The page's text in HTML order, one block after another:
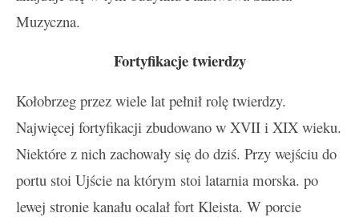
Muzyczna.
Fortyfikacje twierdzy
Kołobrzeg przez wiele lat pełnił rolę twierdzy.
Najwięcej fortyfikacji zbudowano w XVII i XIX wieku.
Niektóre z nich zachowały się do dziś. Przy wejściu do
portu stoi Ujście na którym stoi latarnia morska. po
lewej stronie kanału ocalał fort Kleista. W porcie